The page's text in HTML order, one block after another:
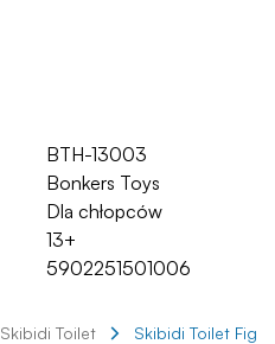
BTH-13003
Bonkers Toys
Dla chłopców
13+
5902251501006
Skibidi Toilet Skibidi Toilet